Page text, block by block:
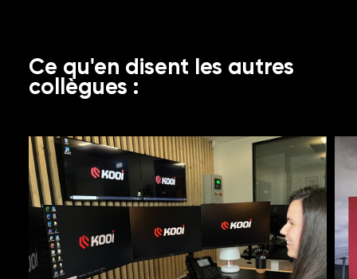
Ce qu'en disent les autres
collègues :